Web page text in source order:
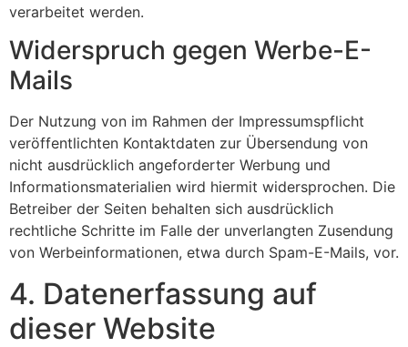
verarbeitet werden.
Widerspruch gegen Werbe-E-
Mails
Der Nutzung von im Rahmen der Impressumspflicht
veröffentlichten Kontaktdaten zur Übersendung von
nicht ausdrücklich angeforderter Werbung und
Informationsmaterialien wird hiermit widersprochen. Die
Betreiber der Seiten behalten sich ausdrücklich
rechtliche Schritte im Falle der unverlangten Zusendung
von Werbeinformationen, etwa durch Spam-E-Mails, vor.
4. Datenerfassung auf
dieser Website